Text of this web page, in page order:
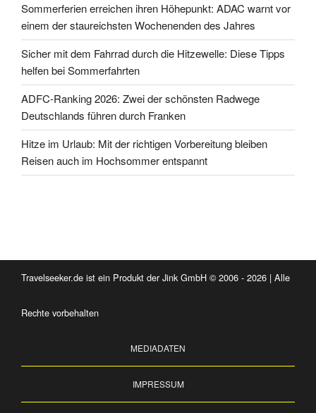
Sommerferien erreichen ihren Höhepunkt: ADAC warnt vor
einem der staureichsten Wochenenden des Jahres
Sicher mit dem Fahrrad durch die Hitzewelle: Diese Tipps
helfen bei Sommerfahrten
ADFC-Ranking 2026: Zwei der schönsten Radwege
Deutschlands führen durch Franken
Hitze im Urlaub: Mit der richtigen Vorbereitung bleiben
Reisen auch im Hochsommer entspannt
Travelseeker.de ist ein Produkt der Jink GmbH © 2006 - 2026 | Alle
Rechte vorbehalten
MEDIADATEN
IMPRESSUM